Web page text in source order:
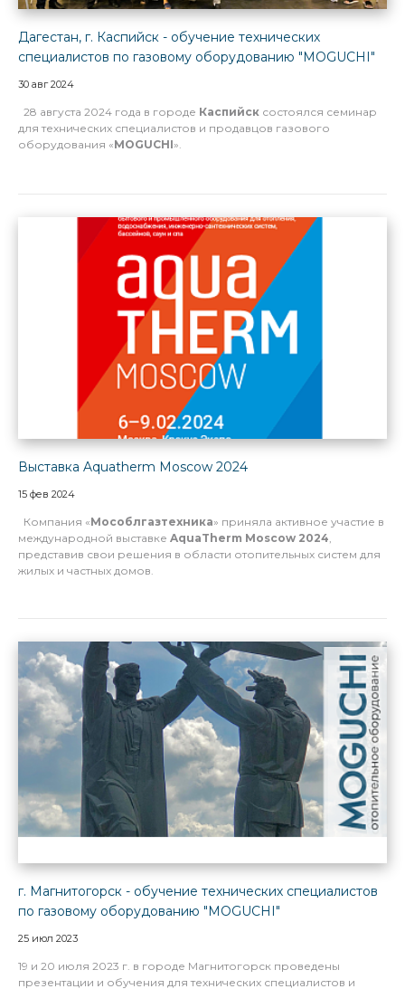
Дагестан, г. Каспийск - обучение технических
специалистов по газовому оборудованию "MOGUCHI"
30 авг 2024
28 августа 2024 года в городе Каспийск состоялся семинар
для технических специалистов и продавцов газового
оборудования «MOGUCHI».
Выставка Aquatherm Moscow 2024
15 фев 2024
Компания «Мособлгазтехника» приняла активное участие в
международной выставке AquaTherm Moscow 2024,
представив свои решения в области отопительных систем для
жилых и частных домов.
г. Магнитогорск - обучение технических специалистов
по газовому оборудованию "MOGUCHI"
25 июл 2023
19 и 20 июля 2023 г. в городе Магнитогорск проведены
презентации и обучения для технических специалистов и